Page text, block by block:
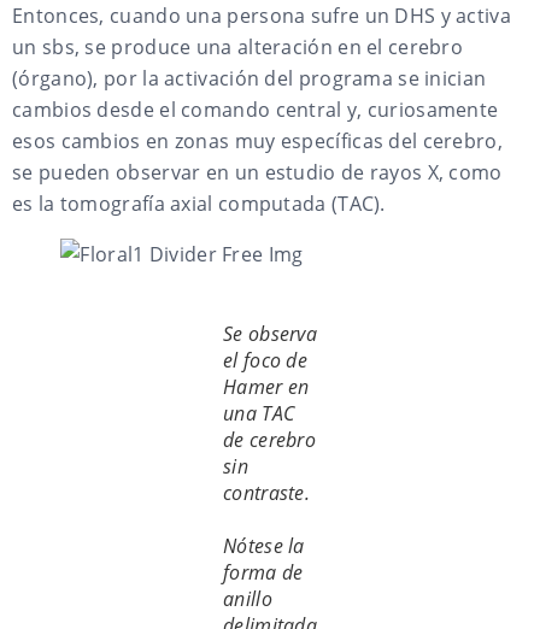
Entonces, cuando una persona sufre un DHS y activa
un sbs, se produce una alteración en el cerebro
(órgano), por la activación del programa se inician
cambios desde el comando central y, curiosamente
esos cambios en zonas muy específicas del cerebro,
se pueden observar en un estudio de rayos X, como
es la tomografía axial computada (TAC).
Se observa
el foco de
Hamer en
una TAC
de cerebro
sin
contraste.
Nótese la
forma de
anillo